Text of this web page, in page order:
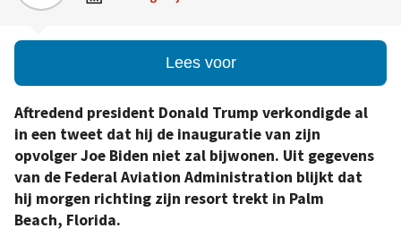
Lees voor
Aftredend president Donald Trump verkondigde al
in een tweet dat hij de inauguratie van zijn
opvolger Joe Biden niet zal bijwonen. Uit gegevens
van de Federal Aviation Administration blijkt dat
hij morgen richting zijn resort trekt in Palm
Beach, Florida.